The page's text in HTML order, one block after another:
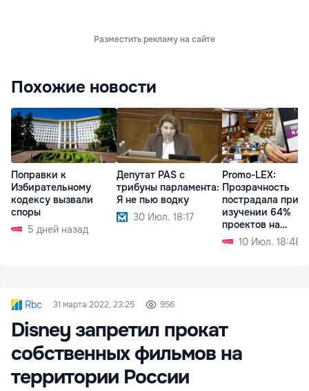
Разместить рекламу на сайте
Похожие новости
Поправки к
Избирательному
кодексу вызвали
споры
5 дней назад
Депутат PAS с
трибуны парламента:
Я не пью водку
30 Июл. 18:17
Promo-LEX:
Прозрачность
пострадала при
изучении 64%
проектов на
заседании
10 Июл. 18:48
Rbc 31 марта 2022, 23:25 956
Disney запретил прокат
собственных фильмов на
территории России